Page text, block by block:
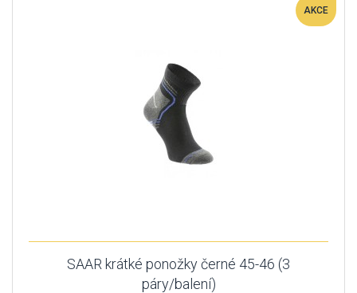
AKCE
SAAR krátké ponožky černé 45-46 (3
páry/balení)